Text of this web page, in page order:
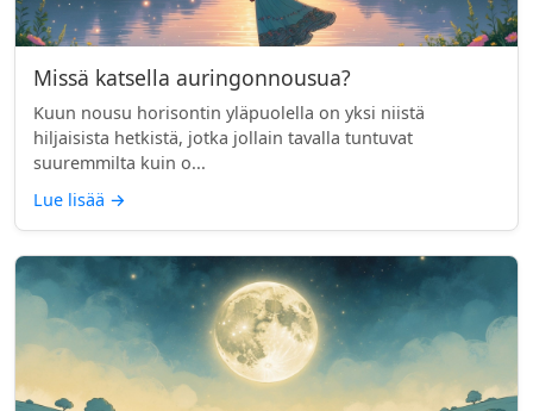
Missä katsella auringonnousua?
Kuun nousu horisontin yläpuolella on yksi niistä
hiljaisista hetkistä, jotka jollain tavalla tuntuvat
suuremmilta kuin o...
Lue lisää →